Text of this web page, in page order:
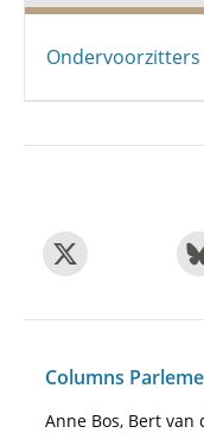
Columns
Anne Bos, Bert van